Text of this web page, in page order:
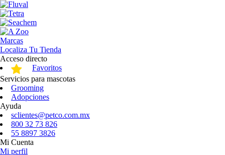
Marcas
Localiza Tu Tienda
Acceso directo
Favoritos
Servicios para mascotas
Grooming
Adopciones
Ayuda
sclientes@petco.com.mx
800 32 73 826
55 8897 3826
Mi Cuenta
Mi perfil